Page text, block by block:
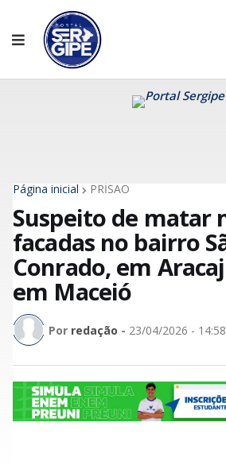
Página inicial PRİSÃO
Suspeito de matar
facadas no bairro
Conrado, em
em Maceió
Por redação - 23/04/2026 - 14:58